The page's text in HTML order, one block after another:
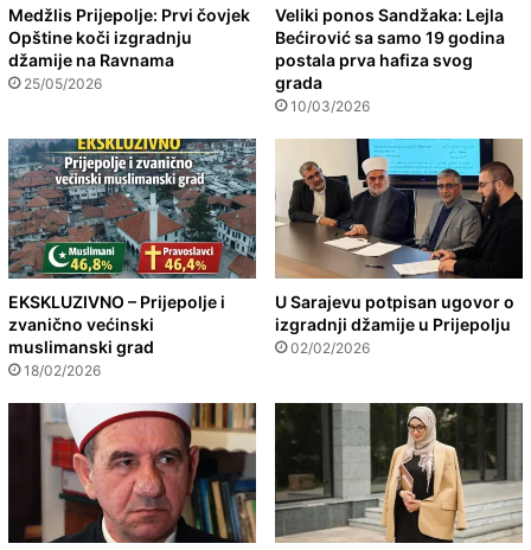
Medžlis Prijepolje: Prvi čovjek
Opštine koči izgradnju
džamije na Ravnama
25/05/2026
Veliki ponos Sandžaka: Lejla
Bećirović sa samo 19 godina
postala prva hafiza svog
grada
10/03/2026
EKSKLUZIVNO – Prijepolje i
zvanično većinski
muslimanski grad
18/02/2026
U Sarajevu potpisan ugovor o
izgradnji džamije u Prijepolju
02/02/2026